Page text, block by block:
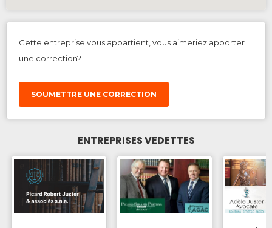
Cette entreprise vous appartient, vous aimeriez apporter
une correction?
SOUMETTRE UNE CORRECTION
ENTREPRISES VEDETTES